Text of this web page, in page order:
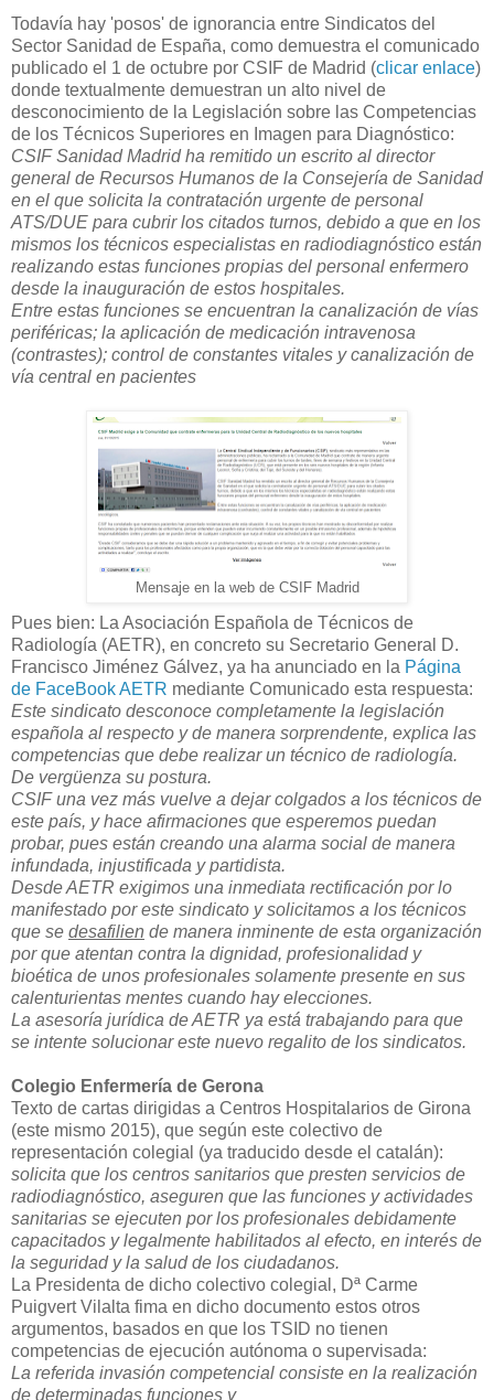
Todavía hay 'posos' de ignorancia entre Sindicatos del
Sector Sanidad de España, como demuestra el comunicado
publicado el 1 de octubre por CSIF de Madrid (clicar enlace)
donde textualmente demuestran un alto nivel de
desconocimiento de la Legislación sobre las Competencias
de los Técnicos Superiores en Imagen para Diagnóstico:
CSIF Sanidad Madrid ha remitido un escrito al director
general de Recursos Humanos de la Consejería de Sanidad
en el que solicita la contratación urgente de personal
ATS/DUE para cubrir los citados turnos, debido a que en los
mismos los técnicos especialistas en radiodiagnóstico están
realizando estas funciones propias del personal enfermero
desde la inauguración de estos hospitales.
Entre estas funciones se encuentran la canalización de vías
periféricas; la aplicación de medicación intravenosa
(contrastes); control de constantes vitales y canalización de
vía central en pacientes
Mensaje en la web de CSIF Madrid
Pues bien: La Asociación Española de Técnicos de
Radiología (AETR), en concreto su Secretario General D.
Francisco Jiménez Gálvez, ya ha anunciado en la Página
de FaceBook AETR mediante Comunicado esta respuesta:
Este sindicato desconoce completamente la legislación
española al respecto y de manera sorprendente, explica las
competencias que debe realizar un técnico de radiología.
De vergüenza su postura.
CSIF una vez más vuelve a dejar colgados a los técnicos de
este país, y hace afirmaciones que esperemos puedan
probar, pues están creando una alarma social de manera
infundada, injustificada y partidista.
Desde AETR exigimos una inmediata rectificación por lo
manifestado por este sindicato y solicitamos a los técnicos
que se desafilien de manera inminente de esta organización
por que atentan contra la dignidad, profesionalidad y
bioética de unos profesionales solamente presente en sus
calenturientas mentes cuando hay elecciones.
La asesoría jurídica de AETR ya está trabajando para que
se intente solucionar este nuevo regalito de los sindicatos.
Colegio Enfermería de Gerona
Texto de cartas dirigidas a Centros Hospitalarios de Girona
(este mismo 2015), que según este colectivo de
representación colegial (ya traducido desde el catalán):
solicita que los centros sanitarios que presten servicios de
radiodiagnóstico, aseguren que las funciones y actividades
sanitarias se ejecuten por los profesionales debidamente
capacitados y legalmente habilitados al efecto, en interés de
la seguridad y la salud de los ciudadanos.
La Presidenta de dicho colectivo colegial, Dª Carme
Puigvert Vilalta fima en dicho documento estos otros
argumentos, basados en que los TSID no tienen
competencias de ejecución autónoma o supervisada:
La referida invasión competencial consiste en la realización
de determinadas funciones y